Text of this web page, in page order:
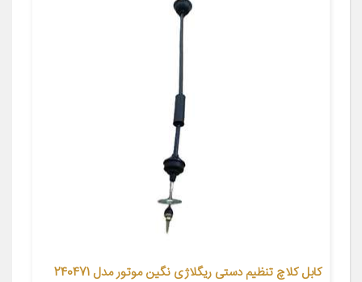
کابل کلاچ تنظیم دستی ریگلاژی نگین موتور مدل 240471